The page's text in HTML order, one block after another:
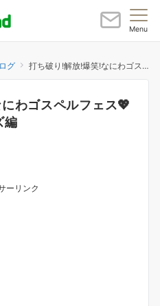
Menu
グ 打ち破り!解放!爆笑!なにわゴスペルフェス💖チャーチオブ.プレイズ編
わゴスペルフェス💖
編
ーリンク